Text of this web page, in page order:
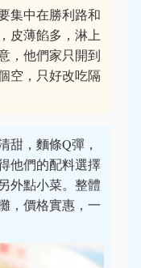
集中在勝利路和
皮薄餡多，淋上
，他們家只開到
空，只好改吃隔
甜，麵條Q彈，
他們的配料選擇
外點小菜。整體
，價格實惠，一